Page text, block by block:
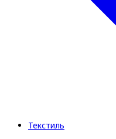
Текстиль